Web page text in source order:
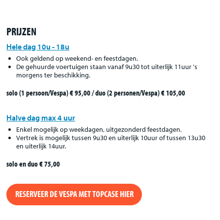
PRIJZEN
Hele dag 10u - 18u
Ook geldend op weekend- en feestdagen.
De gehuurde voertuigen staan vanaf 9u30 tot uiterlijk 11uur 's
morgens ter beschikking.
solo (1 persoon/Vespa) € 95,00 / duo (2 personen/Vespa) € 105,00
Halve dag max 4 uur
Enkel mogelijk op weekdagen, uitgezonderd feestdagen.
Vertrek is mogelijk tussen 9u30 en uiterlijk 10uur of tussen 13u30
en uiterlijk 14uur.
solo en duo € 75,00
RESERVEER DE VESPA MET TOPCASE HIER